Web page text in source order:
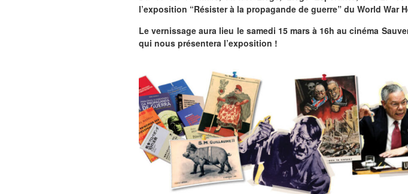
l’exposition “Résister à la propagande de guerre” du World War
Le vernissage aura lieu le samedi 15 mars à 16h au cinéma
qui nous présentera l’exposition !